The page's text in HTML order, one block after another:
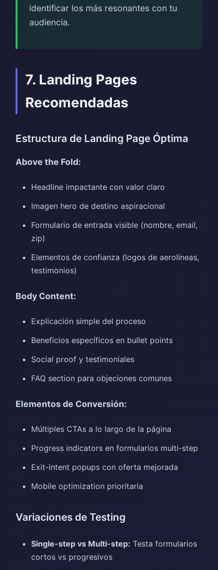
identificar los más resonantes con tu
audiencia.
7. Landing Pages
Recomendadas
Estructura de Landing Page Óptima
Above the Fold:
Headline impactante con valor claro
Imagen hero de destino aspiracional
Formulario de entrada visible (nombre, email,
zip)
Elementos de confianza (logos de aerolíneas,
testimonios)
Body Content:
Explicación simple del proceso
Beneficios específicos en bullet points
Social proof y testimoniales
FAQ section para objeciones comunes
Elementos de Conversión:
Múltiples CTAs a lo largo de la página
Progress indicators en formularios multi-step
Exit-intent popups con oferta mejorada
Mobile optimization prioritaria
Variaciones de Testing
Single-step vs Multi-step: Testa formularios
cortos vs progresivos